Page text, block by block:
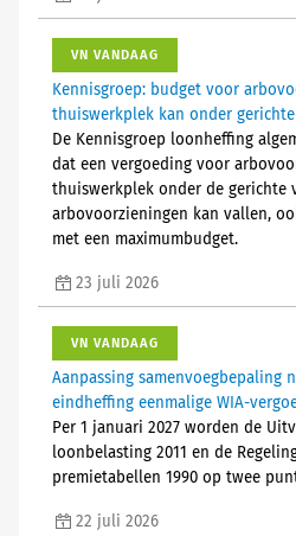
VN VANDAAG
Kennisgroep: budget voor
thuiswerkplek kan onder
De Kennisgroep loonheffing
dat een vergoeding voor
thuiswerkplek onder de gerichte
arbovoorzieningen kan vallen,
met een maximumbudget.
23 juli 2026
VN VANDAAG
Aanpassing samenvoegbepaling
eindheffing eenmalige WIA-
Per 1 januari 2027 worden de
loonbelasting 2011 en de
premietabellen 1990 op twee
22 juli 2026